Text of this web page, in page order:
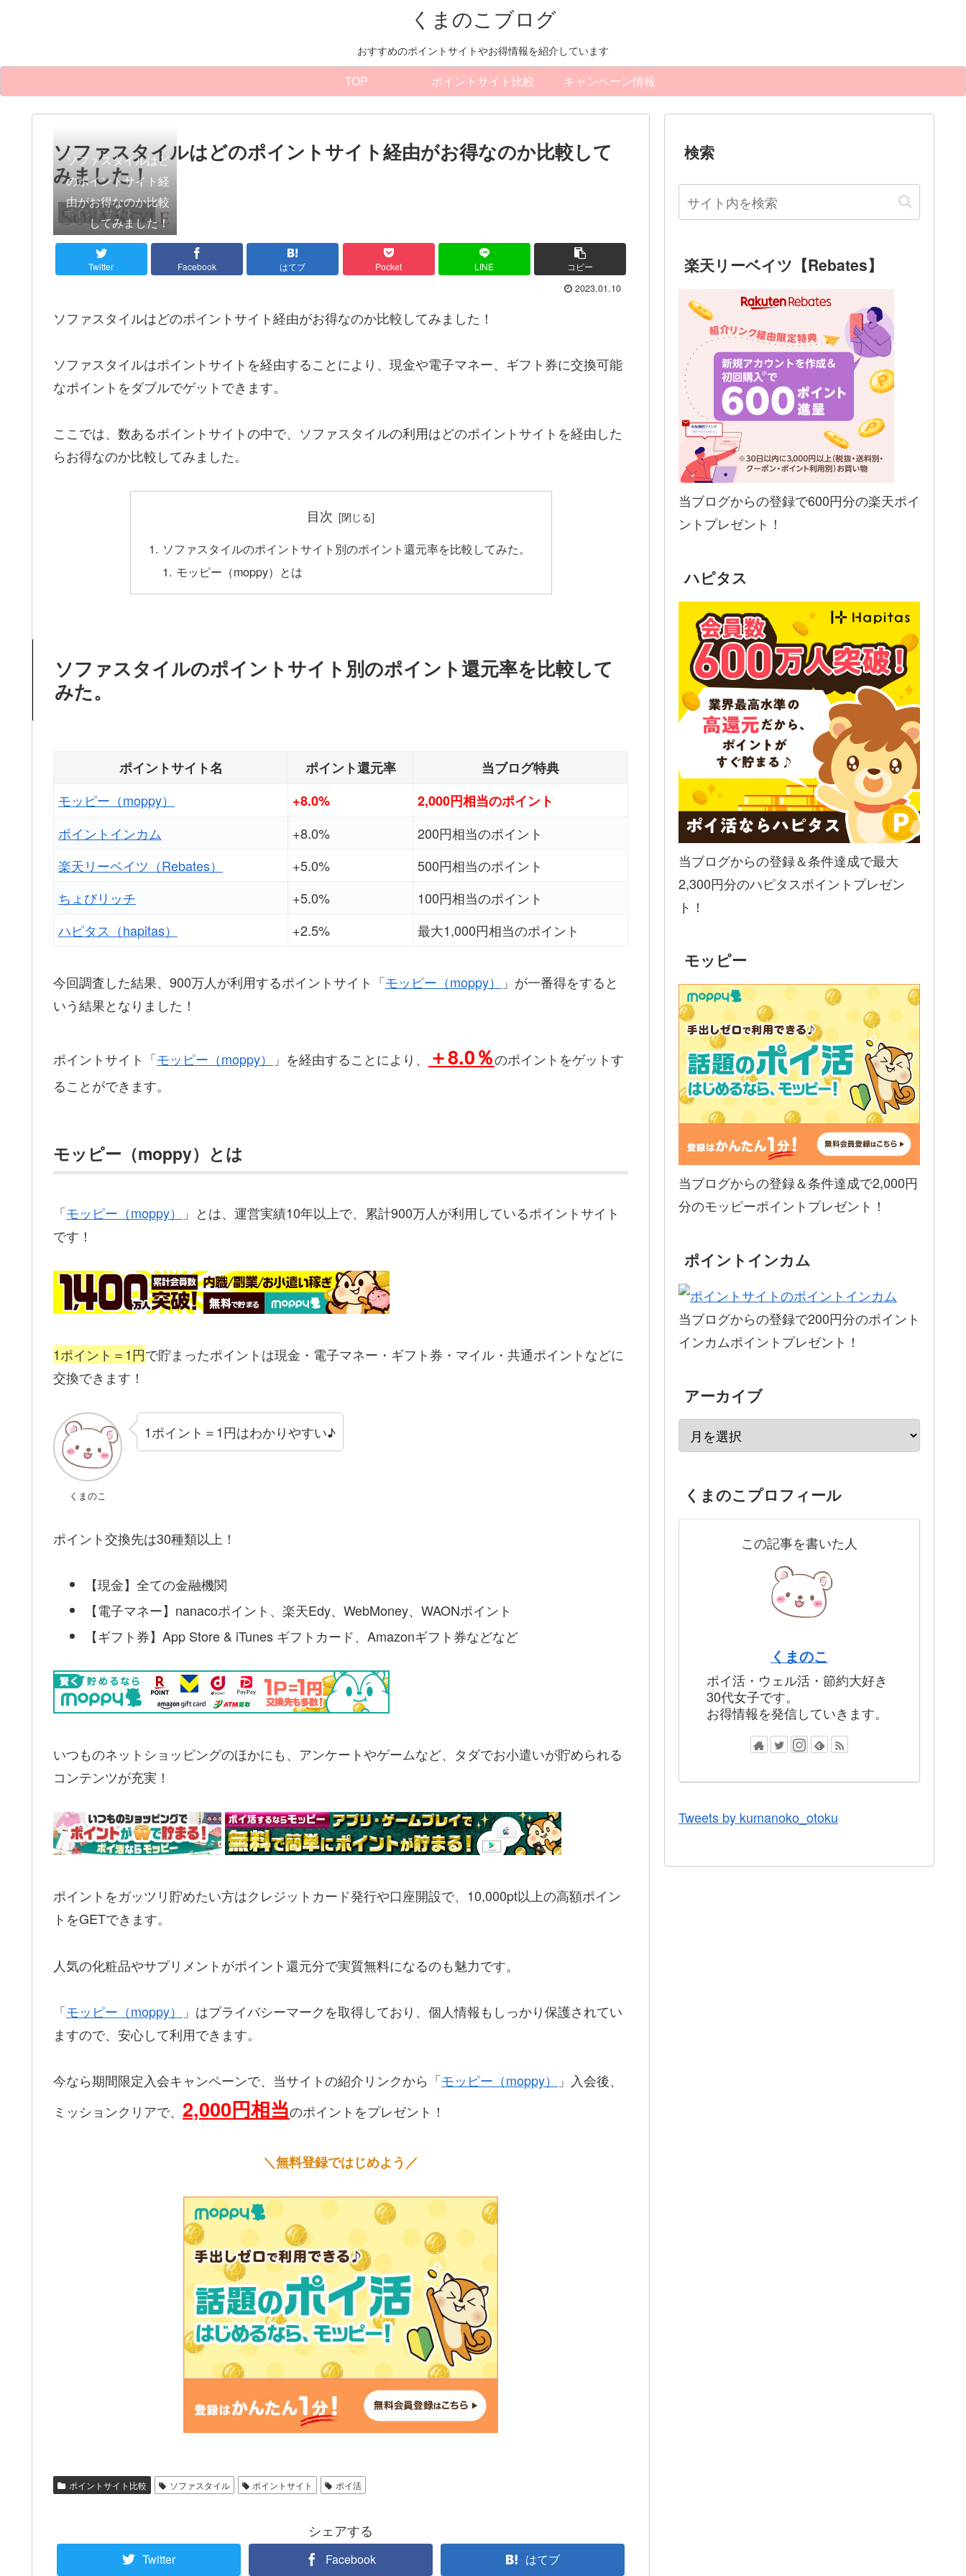
くまのこブログ
おすすめのポイントサイトやお得情報を紹介しています
TOP ポイントサイト比較 キャンペーン情報
ソファスタイルはどのポイントサイト経由がお得なのか比較して
みました！
ポイントサイト比較
ソファスタイルはど
のポイントサイト経
由がお得なのか比較
してみました！
Twitter Facebook はてブ Pocket LINE コピー
2023.01.10
ソファスタイルはどのポイントサイト経由がお得なのか比較してみました！
ソファスタイルはポイントサイトを経由することにより、現金や電子マネー、ギフト券に交換可能
なポイントをダブルでゲットできます。
ここでは、数あるポイントサイトの中で、ソファスタイルの利用はどのポイントサイトを経由した
らお得なのか比較してみました。
目次
ソファスタイルのポイントサイト別のポイント還元率を比較してみた。
モッピー（moppy）とは
ソファスタイルのポイントサイト別のポイント還元率を比較して
みた。
ポイントサイト名 ポイント還元率
当ブログ特典
モッピー（moppy）
+8.0%
2,000円相当のポイント
ポイントインカム
+8.0%
200円相当のポイント
楽天リーベイツ（Rebates）
+5.0%
500円相当のポイント
ちょびリッチ
+5.0%
100円相当のポイント
ハピタス（hapitas）
+2.5% 最大1,000円相当のポイント
今回調査した結果、900万人が利用するポイントサイト「モッピー（moppy）
」が一番得をすると
いう結果となりました！
ポイントサイト「モッピー（moppy） 」を経由することにより、 ＋8.0％のポイントをゲットす
ることができます。
モッピー（moppy）とは
「モッピー（moppy）
」とは、運営実績10年以上で、累計900万人が利用しているポイントサイト
です！
1ポイント＝1円で貯まったポイントは現金・電子マネー・ギフト券・マイル・共通ポイントなどに
交換できます！
くまのこ
1ポイント＝1円はわかりやすい♪
ポイント交換先は30種類以上！
【現金】全ての金融機関
【電子マネー】nanacoポイント、楽天Edy、WebMoney、WAONポイント
【ギフト券】App Store & iTunes ギフトカード、Amazonギフト券などなど
いつものネットショッピングのほかにも、アンケートやゲームなど、タダでお小遣いが貯められる
コンテンツが充実！
ポイントをガッツリ貯めたい方はクレジットカード発行や口座開設で、10,000pt以上の高額ポイン
トをGETできます。
人気の化粧品やサプリメントがポイント還元分で実質無料になるのも魅力です。
「モッピー（moppy）
」はプライバシーマークを取得しており、個人情報もしっかり保護されてい
ますので、安心して利用できます。
今なら期間限定入会キャンペーンで、当サイトの紹介リンクから「モッピー（moppy）
」入会後、
ミッションクリアで、 2,000円相当のポイントをプレゼント！
＼無料登録ではじめよう／
ポイントサイト比較 ソファスタイル ポイントサイト ポイ活
シェアする
Twitter Facebook はてブ
検索
楽天リーベイツ【Rebates】
当ブログからの登録で600円分の楽天ポイ
ントプレゼント！
ハピタス
当ブログからの登録＆条件達成で最大
2,300円分のハピタスポイントプレゼン
ト！
モッピー
当ブログからの登録＆条件達成で2,000円
分のモッピーポイントプレゼント！
ポイントインカム
当ブログからの登録で200円分のポイント
インカムポイントプレゼント！
アーカイブ
くまのこプロフィール
この記事を書いた人
くまのこ
ポイ活・ウェル活・節約大好き
30代女子です。
お得情報を発信していきます。
Tweets by kumanoko_otoku